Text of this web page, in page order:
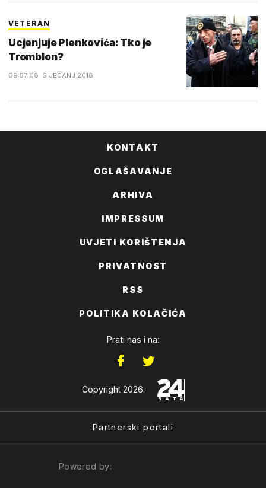
VETERAN
Ucjenjuje Plenkovića: Tko je
Tromblon?
09:57 08. SIJEČANJ 2018.
KONTAKT
OGLAŠAVANJE
ARHIVA
IMPRESSUM
UVJETI KORIŠTENJA
PRIVATNOST
RSS
POLITIKA KOLAČIĆA
Prati nas i na:
Copyright 2026.
Partnerski portali
Powered by: